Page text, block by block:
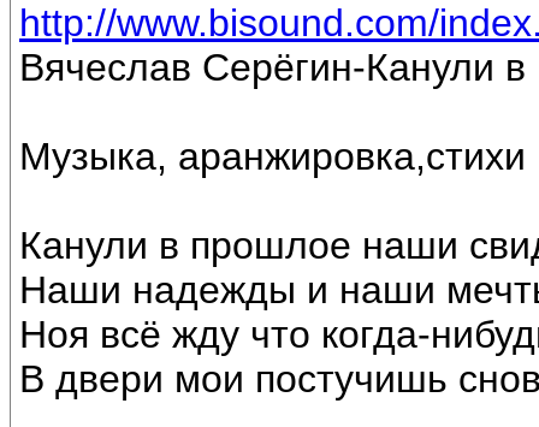
http://www.bisound.com/
Вячеслав Серёгин-Канули
Музыка,
Канули в прошлое наши
Наши надежды и наши
Ноя всё жду что когда-
В двери мои постучишь